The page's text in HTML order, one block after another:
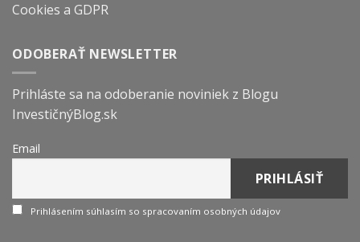
Cookies a GDPR
ODOBERAŤ NEWSLETTER
Prihláste sa na odoberanie noviniek z Blogu
InvestičnýBlog.sk
Email
Prihlásením súhlasím so spracovaním osobných údajov